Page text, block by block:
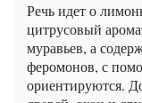
Речь идет о
цитрусовый
муравьев, а
феромонов, с
ориентируются.